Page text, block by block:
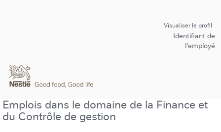
Visualiser le profil
Identifiant de
l’employé
Emplois dans le domaine de la Finance et
du Contrôle de gestion